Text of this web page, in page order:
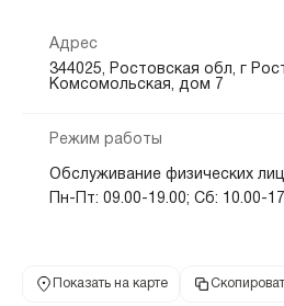
Адрес
344025, Ростовская обл, г
Комсомольская, дом 7
Режим работы
Обслуживание физических лиц
Пн-Пт: 09.00-19.00; Сб: 10.00-
Показать на карте